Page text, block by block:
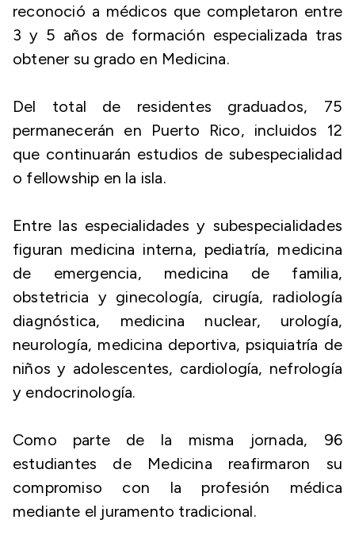
reconoció a médicos que completaron entre
3 y 5 años de formación especializada tras
obtener su grado en Medicina.
Del total de residentes graduados, 75
permanecerán en Puerto Rico, incluidos 12
que continuarán estudios de subespecialidad
o fellowship en la isla.
Entre las especialidades y subespecialidades
figuran medicina interna, pediatría, medicina
de emergencia, medicina de familia,
obstetricia y ginecología, cirugía, radiología
diagnóstica, medicina nuclear, urología,
neurología, medicina deportiva, psiquiatría de
niños y adolescentes, cardiología, nefrología
y endocrinología.
Como parte de la misma jornada, 96
estudiantes de Medicina reafirmaron su
compromiso con la profesión médica
mediante el juramento tradicional.